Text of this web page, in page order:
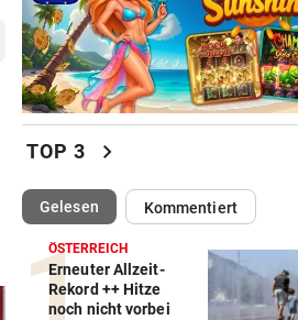
TOP 3 chevron_right
Gelesen(ausgewählt)Kommentiert
ÖSTERREICH
Erneuter Allzeit-
Rekord ++ Hitze
noch nicht vorbei